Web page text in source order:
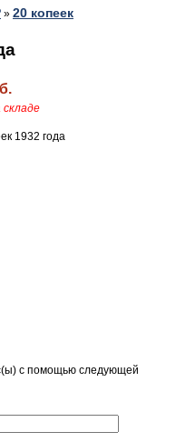
» 20 копеек
1932 года
с помощью следующей